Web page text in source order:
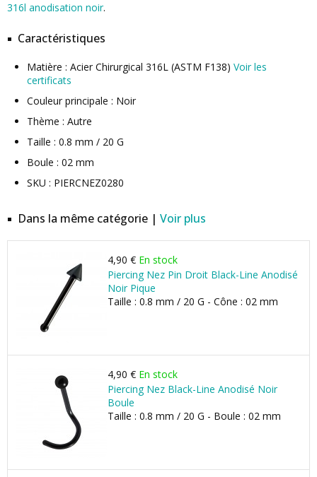
316l anodisation noir.
Caractéristiques
Matière : Acier Chirurgical 316L (ASTM F138) Voir les
certificats
Couleur principale : Noir
Thème : Autre
Taille : 0.8 mm / 20 G
Boule : 02 mm
SKU : PIERCNEZ0280
Dans la même catégorie | Voir plus
4,90 € En stock
Piercing Nez Pin Droit Black-Line Anodisé
Noir Pique
Taille : 0.8 mm / 20 G - Cône : 02 mm
4,90 € En stock
Piercing Nez Black-Line Anodisé Noir
Boule
Taille : 0.8 mm / 20 G - Boule : 02 mm